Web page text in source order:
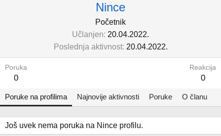
Nince
Početnik
Učlanjen 20.04.2022.
Poslednja aktivnost 20.04.2022.
Poruka
0
Reakcija
0
Poruke na profilima Najnovije aktivnosti Poruke O članu
Još uvek nema poruka na Nince profilu.